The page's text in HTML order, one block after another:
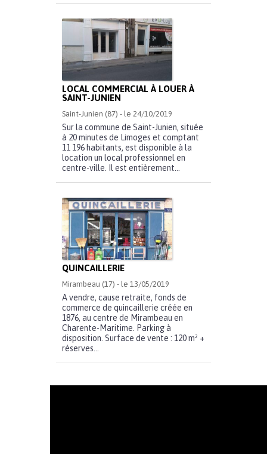
LOCAL COMMERCIAL À LOUER À
SAINT-JUNIEN
Saint-Junien (87) - le 24/10/2019
Sur la commune de Saint-Junien, située
à 20 minutes de Limoges et comptant
11 196 habitants, est disponible à la
location un local professionnel en
centre-ville. Il est entièrement...
QUINCAILLERIE
Mirambeau (17) - le 13/05/2019
A vendre, cause retraite, fonds de
commerce de quincaillerie créée en
1876, au centre de Mirambeau en
Charente-Maritime. Parking à
disposition. Surface de vente : 120 m² +
réserves...